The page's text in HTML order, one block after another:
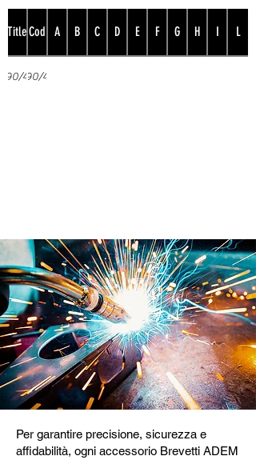
TitleCod A B C D E F G H I L
790/48790/48
Per garantire precisione, sicurezza e
affidabilità, ogni accessorio Brevetti ADEM